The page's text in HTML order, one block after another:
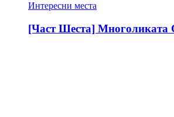
Интересни места
[Част Шеста] Многоликата